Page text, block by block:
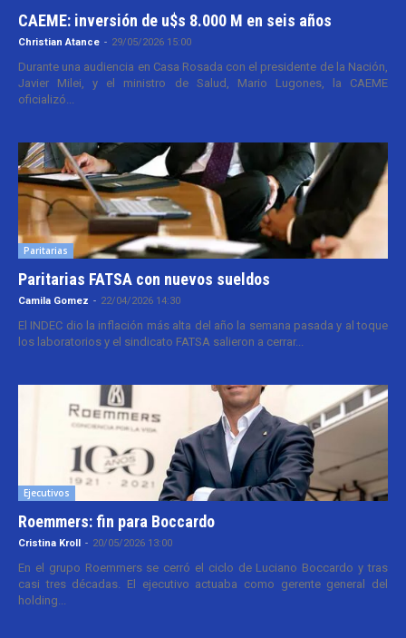
CAEME: inversión de u$s 8.000 M en seis años
Christian Atance - 29/05/2026 15:00
Durante una audiencia en Casa Rosada con el presidente de la Nación,
Javier Milei, y el ministro de Salud, Mario Lugones, la CAEME
oficializó...
Paritarias
Paritarias FATSA con nuevos sueldos
Camila Gomez - 22/04/2026 14:30
El INDEC dio la inflación más alta del año la semana pasada y al toque
los laboratorios y el sindicato FATSA salieron a cerrar...
Ejecutivos
Roemmers: fin para Boccardo
Cristina Kroll - 20/05/2026 13:00
En el grupo Roemmers se cerró el ciclo de Luciano Boccardo y tras
casi tres décadas. El ejecutivo actuaba como gerente general del
holding...